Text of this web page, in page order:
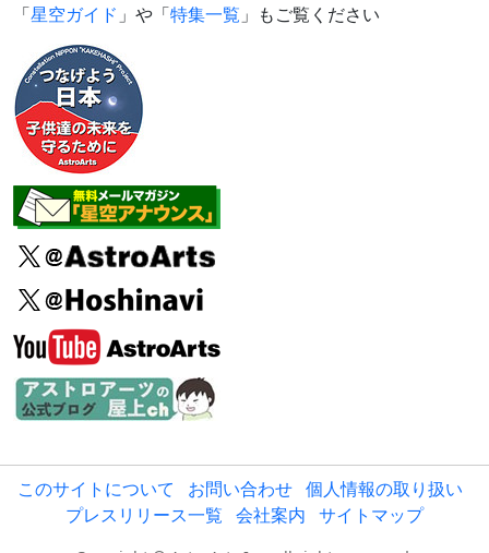
「星空ガイド 」や「特集一覧 」もご覧ください
このサイトについて お問い合わせ 個人情報の取り扱い
プレスリリース一覧 会社案内 サイトマップ